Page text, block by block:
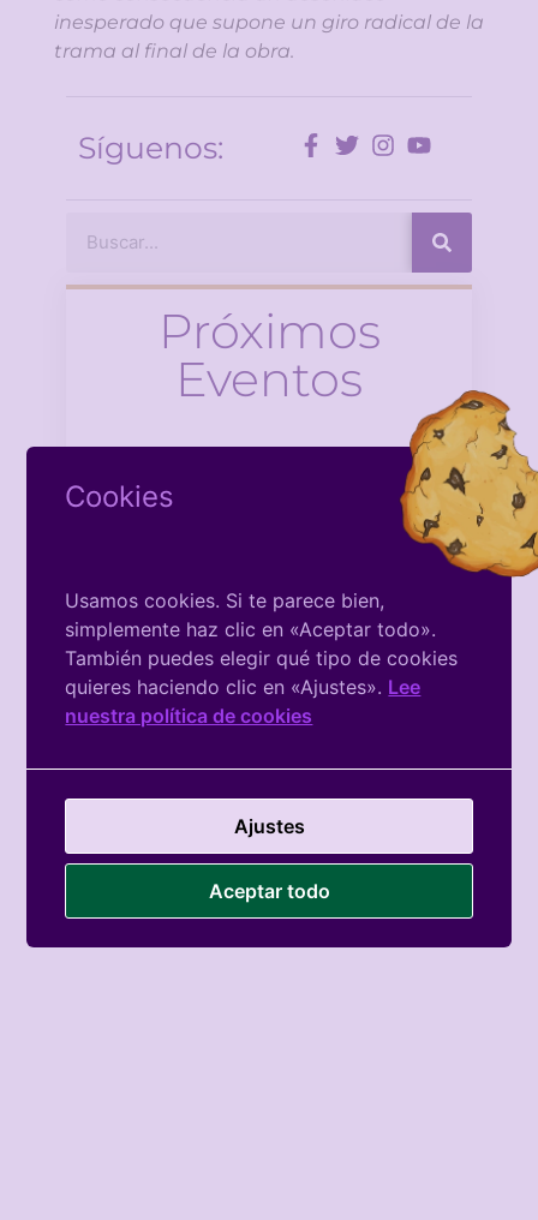
inesperado que supone un giro radical de la
trama al final de la obra.
Síguenos:
Próximos
Eventos
Facebook
De La
Asociación
Cookies
Usamos cookies. Si te parece bien,
simplemente haz clic en «Aceptar todo».
También puedes elegir qué tipo de cookies
quieres haciendo clic en «Ajustes». Lee
nuestra política de cookies
Ajustes
Aceptar todo